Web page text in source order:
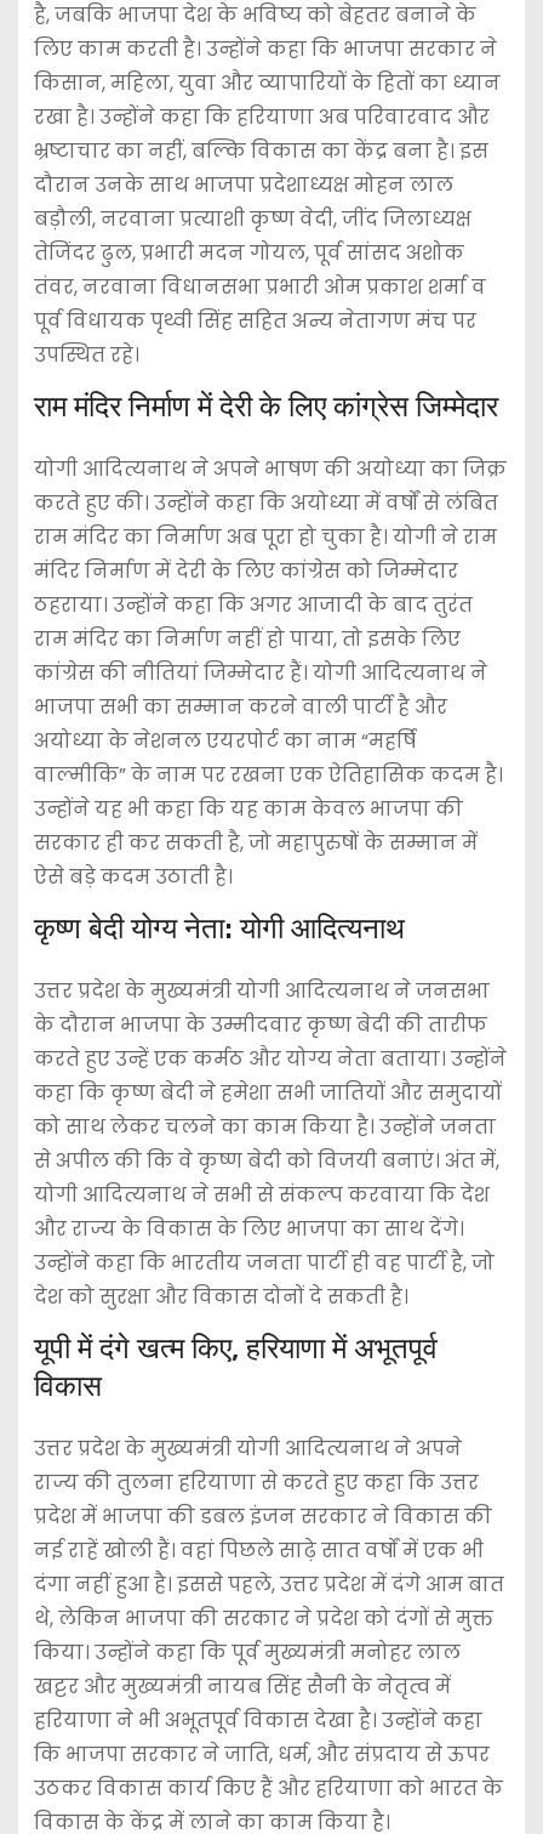
है, जबकि भाजपा देश के भविष्य को बेहतर बनाने के
लिए काम करती है। उन्होंने कहा कि भाजपा सरकार ने
किसान, महिला, युवा और व्यापारियों के हितों का ध्यान
रखा है। उन्होंने कहा कि हरियाणा अब परिवारवाद और
भ्रष्टाचार का नहीं, बल्कि विकास का केंद्र बना है। इस
दौरान उनके साथ भाजपा प्रदेशाध्यक्ष मोहन लाल
बड़ौली, नरवाना प्रत्याशी कृष्ण वेदी, जींद जिलाध्यक्ष
तेजिंदर ढुल, प्रभारी मदन गोयल, पूर्व सांसद अशोक
तंवर, नरवाना विधानसभा प्रभारी ओम प्रकाश शर्मा व
पूर्व विधायक पृथ्वी सिंह सहित अन्य नेतागण मंच पर
उपस्थित रहे।
राम मंदिर निर्माण में देरी के लिए कांग्रेस जिम्मेदार
योगी आदित्यनाथ ने अपने भाषण की अयोध्या का जिक्र
करते हुए की। उन्होंने कहा कि अयोध्या में वर्षों से लंबित
राम मंदिर का निर्माण अब पूरा हो चुका है। योगी ने राम
मंदिर निर्माण में देरी के लिए कांग्रेस को जिम्मेदार
ठहराया। उन्होंने कहा कि अगर आजादी के बाद तुरंत
राम मंदिर का निर्माण नहीं हो पाया, तो इसके लिए
कांग्रेस की नीतियां जिम्मेदार हैं। योगी आदित्यनाथ ने
भाजपा सभी का सम्मान करने वाली पार्टी है और
अयोध्या के नेशनल एयरपोर्ट का नाम “महर्षि
वाल्मीकि” के नाम पर रखना एक ऐतिहासिक कदम है।
उन्होंने यह भी कहा कि यह काम केवल भाजपा की
सरकार ही कर सकती है, जो महापुरुषों के सम्मान में
ऐसे बड़े कदम उठाती है।
कृष्ण बेदी योग्य नेता: योगी आदित्यनाथ
उत्तर प्रदेश के मुख्यमंत्री योगी आदित्यनाथ ने जनसभा
के दौरान भाजपा के उम्मीदवार कृष्ण बेदी की तारीफ
करते हुए उन्हें एक कर्मठ और योग्य नेता बताया। उन्होंने
कहा कि कृष्ण बेदी ने हमेशा सभी जातियों और समुदायों
को साथ लेकर चलने का काम किया है। उन्होंने जनता
से अपील की कि वे कृष्ण बेदी को विजयी बनाएं। अंत में,
योगी आदित्यनाथ ने सभी से संकल्प करवाया कि देश
और राज्य के विकास के लिए भाजपा का साथ देंगे।
उन्होंने कहा कि भारतीय जनता पार्टी ही वह पार्टी है, जो
देश को सुरक्षा और विकास दोनों दे सकती है।
यूपी में दंगे खत्म किए, हरियाणा में अभूतपूर्व
विकास
उत्तर प्रदेश के मुख्यमंत्री योगी आदित्यनाथ ने अपने
राज्य की तुलना हरियाणा से करते हुए कहा कि उत्तर
प्रदेश में भाजपा की डबल इंजन सरकार ने विकास की
नई राहें खोली हैं। वहां पिछले साढ़े सात वर्षों में एक भी
दंगा नहीं हुआ है। इससे पहले, उत्तर प्रदेश में दंगे आम बात
थे, लेकिन भाजपा की सरकार ने प्रदेश को दंगों से मुक्त
किया। उन्होंने कहा कि पूर्व मुख्यमंत्री मनोहर लाल
खट्टर और मुख्यमंत्री नायब सिंह सैनी के नेतृत्व में
हरियाणा ने भी अभूतपूर्व विकास देखा है। उन्होंने कहा
कि भाजपा सरकार ने जाति, धर्म, और संप्रदाय से ऊपर
उठकर विकास कार्य किए हैं और हरियाणा को भारत के
विकास के केंद्र में लाने का काम किया है।